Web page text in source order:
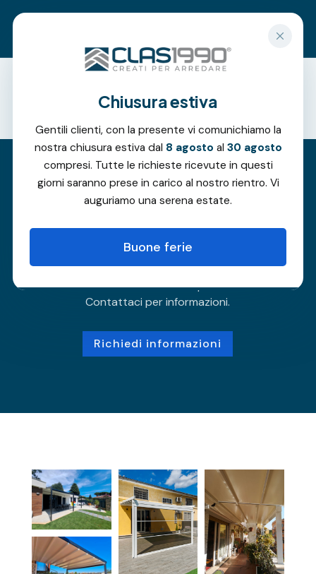
Chiusura estiva
Gentili clienti, con la presente vi comunichiamo la
nostra chiusura estiva dal 8 agosto al 30 agosto
compresi. Tutte le richieste ricevute in questi
giorni saranno prese in carico al nostro rientro. Vi
auguriamo una serena estate.
Buone ferie
Progetti Outdoor
Vuoi rinnovare anche tu il tuo spazio outdoor?
Contattaci per informazioni.
Richiedi informazioni